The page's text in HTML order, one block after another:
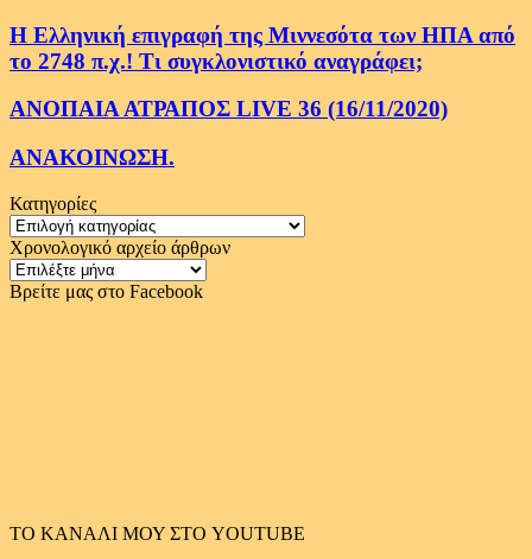
Η Ελληνική επιγραφή της Μιννεσότα των ΗΠΑ από
το 2748 π.χ.! Τι συγκλονιστικό αναγράφει;
ΑΝΟΠΑΙΑ ΑΤΡΑΠΟΣ LIVE 36 (16/11/2020)
ΑΝΑΚΟΙΝΩΣΗ.
Κατηγορίες
Κατηγορίες
Χρονολογικό αρχείο άρθρων
Χρονολογικό
αρχείο
Βρείτε μας στο Facebook
ΤΟ ΚΑΝΑΛΙ ΜΟΥ ΣΤΟ YOUTUBE